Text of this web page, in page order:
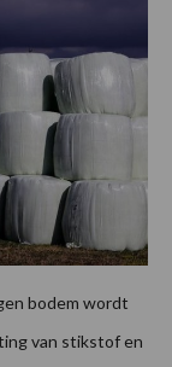
bodem wordt
van stikstof en